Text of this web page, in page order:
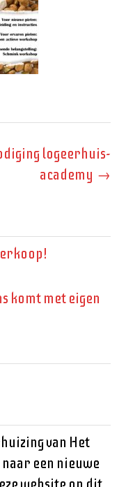
logeerhuis-
academy →
komt met eigen
van Het
een nieuwe